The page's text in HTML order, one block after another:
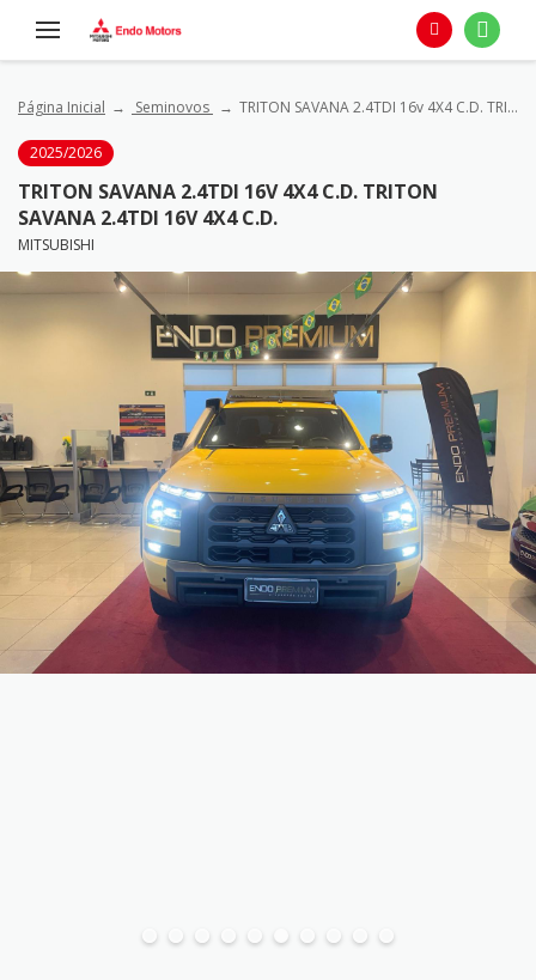
Página Inicial Seminovos TRITON SAVANA 2.4TDI 16v 4X4 C.D. TRITON SAVANA 2.4TDI 16v 4X4 C.D.
2025/2026
TRITON SAVANA 2.4TDI 16V 4X4 C.D. TRITON
SAVANA 2.4TDI 16V 4X4 C.D.
MITSUBISHI